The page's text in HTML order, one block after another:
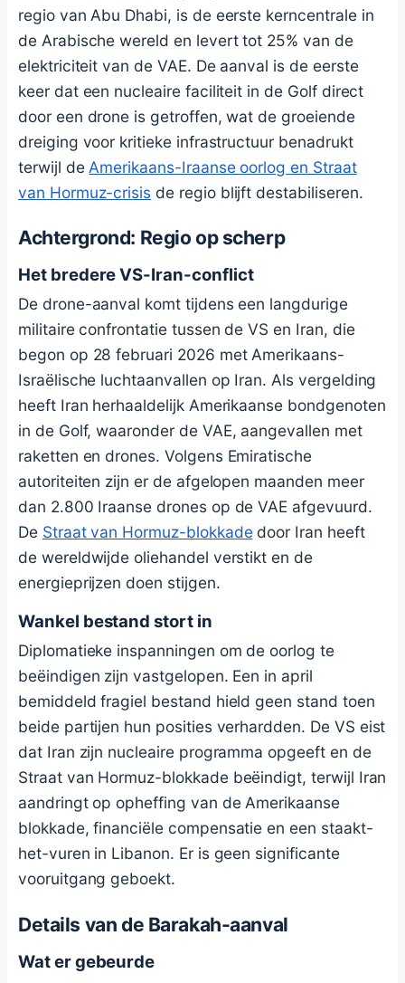
regio van Abu Dhabi, is de eerste kerncentrale in
de Arabische wereld en levert tot 25% van de
elektriciteit van de VAE. De aanval is de eerste
keer dat een nucleaire faciliteit in de Golf direct
door een drone is getroffen, wat de groeiende
dreiging voor kritieke infrastructuur benadrukt
terwijl de Amerikaans-Iraanse oorlog en Straat
van Hormuz-crisis de regio blijft destabiliseren.
Achtergrond: Regio op scherp
Het bredere VS-Iran-conflict
De drone-aanval komt tijdens een langdurige
militaire confrontatie tussen de VS en Iran, die
begon op 28 februari 2026 met Amerikaans-
Israëlische luchtaanvallen op Iran. Als vergelding
heeft Iran herhaaldelijk Amerikaanse bondgenoten
in de Golf, waaronder de VAE, aangevallen met
raketten en drones. Volgens Emiratische
autoriteiten zijn er de afgelopen maanden meer
dan 2.800 Iraanse drones op de VAE afgevuurd.
De Straat van Hormuz-blokkadedoor Iran heeft
de wereldwijde oliehandel verstikt en de
energieprijzen doen stijgen.
Wankel bestand stort in
Diplomatieke inspanningen om de oorlog te
beëindigen zijn vastgelopen. Een in april
bemiddeld fragiel bestand hield geen stand toen
beide partijen hun posities verhardden. De VS eist
dat Iran zijn nucleaire programma opgeeft en de
Straat van Hormuz-blokkade beëindigt, terwijl Iran
aandringt op opheffing van de Amerikaanse
blokkade, financiële compensatie en een staakt-
het-vuren in Libanon. Er is geen significante
vooruitgang geboekt.
Details van de Barakah-aanval
Wat er gebeurde